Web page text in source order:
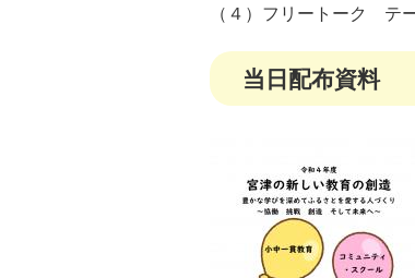
（４）フリートーク テ
当日配布資料